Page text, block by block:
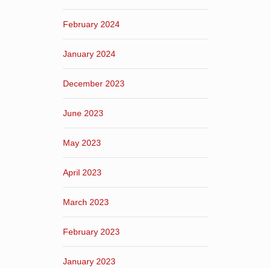
February 2024
January 2024
December 2023
June 2023
May 2023
April 2023
March 2023
February 2023
January 2023